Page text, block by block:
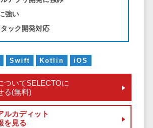
バーチャル試着システム>
農業支援システム>
音声データ活用>
議事録作成ツール>
テキストマイニングツール>
ール対策
ィ・脆弱性診断
ペネトレーシ
ョンテスト
標的型攻撃メ
ール訓練サービ
ス
認証システム
強い
ック開発対応
Swift Kotlin iOS
ついてSELECTOに
る(無料)
ルカディット
を見る